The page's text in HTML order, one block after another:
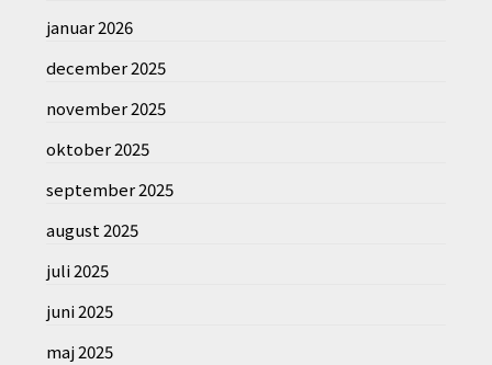
januar 2026
december 2025
november 2025
oktober 2025
september 2025
august 2025
juli 2025
juni 2025
maj 2025